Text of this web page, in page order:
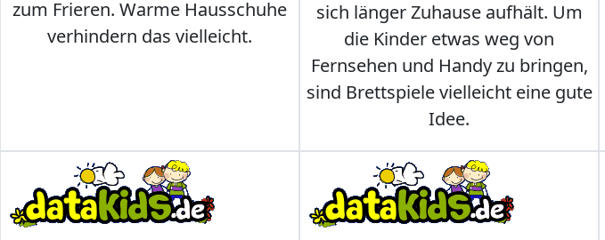
zum Frieren. Warme Hausschuhe
verhindern das vielleicht.
sich länger Zuhause aufhält. Um
die Kinder etwas weg von
Fernsehen und Handy zu bringen,
sind Brettspiele vielleicht eine gute
Idee.